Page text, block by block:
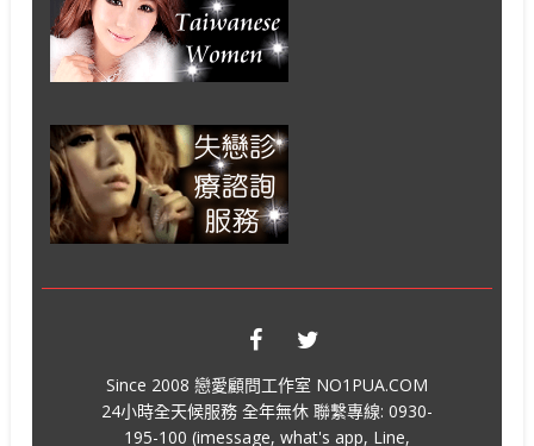
Since 2008 戀愛顧問工作室 NO1PUA.COM
24小時全天候服務 全年無休 聯繫專線: 0930-
195-100 (imessage, what's app, Line,